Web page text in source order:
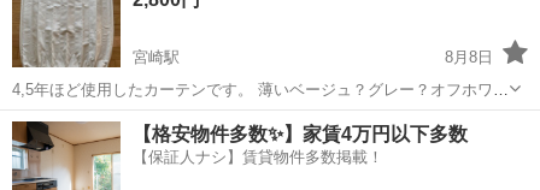
宮崎駅
8月8日
4,5年ほど使用したカーテンです。 薄いベージュ？グレー？オフホワイ
ト？ とにかく白ではないです。 素人採寸で上の幅105cm、下の幅
141cm、高さ200cm、 無印かニトリがナフコ、あたりで購入したと思
いますが不明です...
宮崎 宮崎市 宮崎駅 家具 カーテン
【格安物件多数✨】家賃4万円以下多数
【保証人ナシ】賃貸物件多数掲載！